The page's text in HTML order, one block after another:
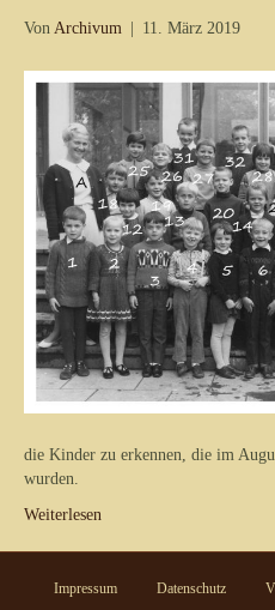
Von Archivum 11. März 2019
die Kinder zu erkennen, die im
wurden.
Weiterlesen
Impressum Datenschutz